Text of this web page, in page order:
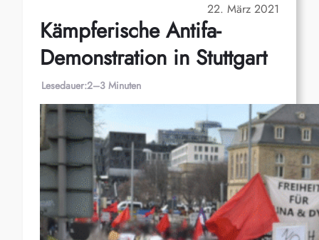
22. März 2021
Kämpferische Antifa-
Demonstration in Stuttgart
Lesedauer:2–3 Minuten